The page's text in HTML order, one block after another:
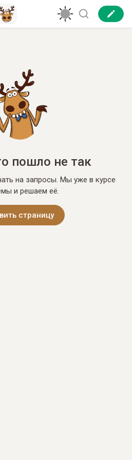
пошло не так
на запросы. Мы уже в курсе
и решаем её.
страницу